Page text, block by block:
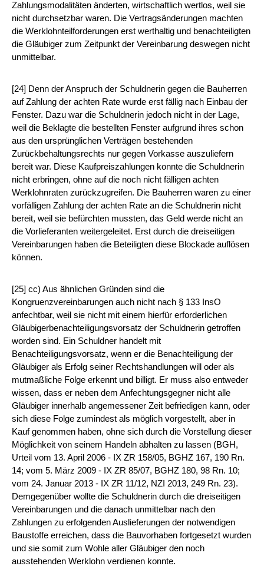
Zahlungsmodalitäten änderten, wirtschaftlich wertlos, weil sie
nicht durchsetzbar waren. Die Vertragsänderungen machten
die Werklohnteilforderungen erst werthaltig und benachteiligten
die Gläubiger zum Zeitpunkt der Vereinbarung deswegen nicht
unmittelbar.
[24] Denn der Anspruch der Schuldnerin gegen die Bauherren
auf Zahlung der achten Rate wurde erst fällig nach Einbau der
Fenster. Dazu war die Schuldnerin jedoch nicht in der Lage,
weil die Beklagte die bestellten Fenster aufgrund ihres schon
aus den ursprünglichen Verträgen bestehenden
Zurückbehaltungsrechts nur gegen Vorkasse auszuliefern
bereit war. Diese Kaufpreiszahlungen konnte die Schuldnerin
nicht erbringen, ohne auf die noch nicht fälligen achten
Werklohnraten zurückzugreifen. Die Bauherren waren zu einer
vorfälligen Zahlung der achten Rate an die Schuldnerin nicht
bereit, weil sie befürchten mussten, das Geld werde nicht an
die Vorlieferanten weitergeleitet. Erst durch die dreiseitigen
Vereinbarungen haben die Beteiligten diese Blockade auflösen
können.
[25] cc) Aus ähnlichen Gründen sind die
Kongruenzvereinbarungen auch nicht nach § 133 InsO
anfechtbar, weil sie nicht mit einem hierfür erforderlichen
Gläubigerbenachteiligungsvorsatz der Schuldnerin getroffen
worden sind. Ein Schuldner handelt mit
Benachteiligungsvorsatz, wenn er die Benachteiligung der
Gläubiger als Erfolg seiner Rechtshandlungen will oder als
mutmaßliche Folge erkennt und billigt. Er muss also entweder
wissen, dass er neben dem Anfechtungsgegner nicht alle
Gläubiger innerhalb angemessener Zeit befriedigen kann, oder
sich diese Folge zumindest als möglich vorgestellt, aber in
Kauf genommen haben, ohne sich durch die Vorstellung dieser
Möglichkeit von seinem Handeln abhalten zu lassen (BGH,
Urteil vom 13. April 2006 - IX ZR 158/05, BGHZ 167, 190 Rn.
14; vom 5. März 2009 - IX ZR 85/07, BGHZ 180, 98 Rn. 10;
vom 24. Januar 2013 - IX ZR 11/12, NZI 2013, 249 Rn. 23).
Demgegenüber wollte die Schuldnerin durch die dreiseitigen
Vereinbarungen und die danach unmittelbar nach den
Zahlungen zu erfolgenden Auslieferungen der notwendigen
Baustoffe erreichen, dass die Bauvorhaben fortgesetzt wurden
und sie somit zum Wohle aller Gläubiger den noch
ausstehenden Werklohn verdienen konnte.